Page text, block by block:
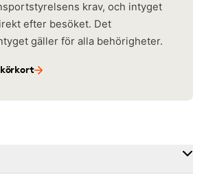
krav, och intyget
efter besöket. Det
gäller för alla behörigheter.